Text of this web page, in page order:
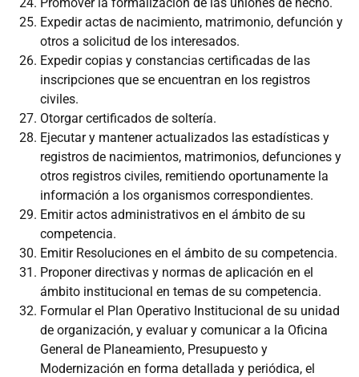
Expedir actas de nacimiento, matrimonio, defunción y
otros a solicitud de los interesados.
Expedir copias y constancias certificadas de las
inscripciones que se encuentran en los registros
civiles.
Otorgar certificados de soltería.
Ejecutar y mantener actualizados las estadísticas y
registros de nacimientos, matrimonios, defunciones y
otros registros civiles, remitiendo oportunamente la
información a los organismos correspondientes.
Emitir actos administrativos en el ámbito de su
competencia.
Emitir Resoluciones en el ámbito de su competencia.
Proponer directivas y normas de aplicación en el
ámbito institucional en temas de su competencia.
Formular el Plan Operativo Institucional de su unidad
de organización, y evaluar y comunicar a la Oficina
General de Planeamiento, Presupuesto y
Modernización en forma detallada y periódica, el